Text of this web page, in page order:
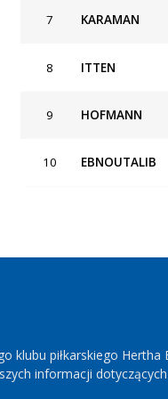
7 KARAMAN
8 ITTEN
9 HOFMANN
10 EBNOUTALIB
klubu piłkarskiego Hertha
informacji dotyczących